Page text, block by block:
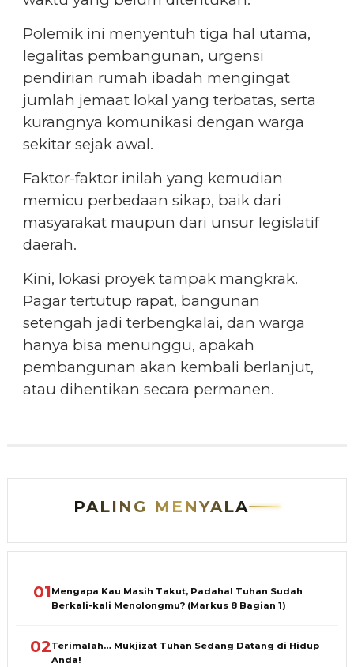
Polemik ini menyentuh tiga hal utama,
legalitas pembangunan, urgensi
pendirian rumah ibadah mengingat
jumlah jemaat lokal yang terbatas, serta
kurangnya komunikasi dengan warga
sekitar sejak awal.
Faktor-faktor inilah yang kemudian
memicu perbedaan sikap, baik dari
masyarakat maupun dari unsur legislatif
daerah.
Kini, lokasi proyek tampak mangkrak.
Pagar tertutup rapat, bangunan
setengah jadi terbengkalai, dan warga
hanya bisa menunggu, apakah
pembangunan akan kembali berlanjut,
atau dihentikan secara permanen.
PALING MENYALA
01Mengapa Kau Masih Takut, Padahal Tuhan Sudah
Berkali-kali Menolongmu? (Markus 8 Bagian 1)
02Terimalah… Mukjizat Tuhan Sedang Datang di Hidup
Anda!